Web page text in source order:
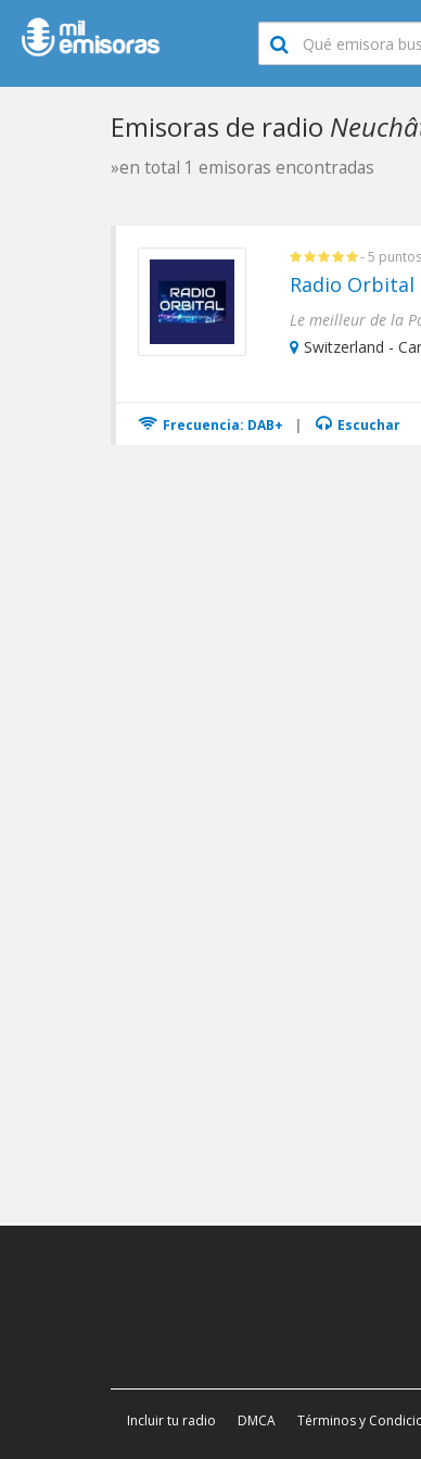
Emisoras de radio
»en total 1 emisoras encontradas
- 5 puntos
Radio Orbital
Switzerland -
Frecuencia: DAB+ | Escuchar
Incluir tu radio DMCA Términos y